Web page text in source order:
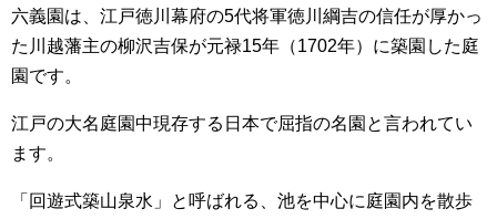
六義園は、江戸徳川幕府の5代将軍徳川綱吉の信任が厚かっ
た川越藩主の柳沢吉保が元禄15年（1702年）に築園した庭
園です。
江戸の大名庭園中現存する日本で屈指の名園と言われてい
ます。
「回遊式築山泉水」と呼ばれる、池を中心に庭園内を散歩